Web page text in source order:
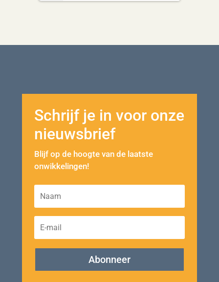
Schrijf je in voor onze
nieuwsbrief
Blijf op de hoogte van de laatste
onwikkelingen!
Abonneer